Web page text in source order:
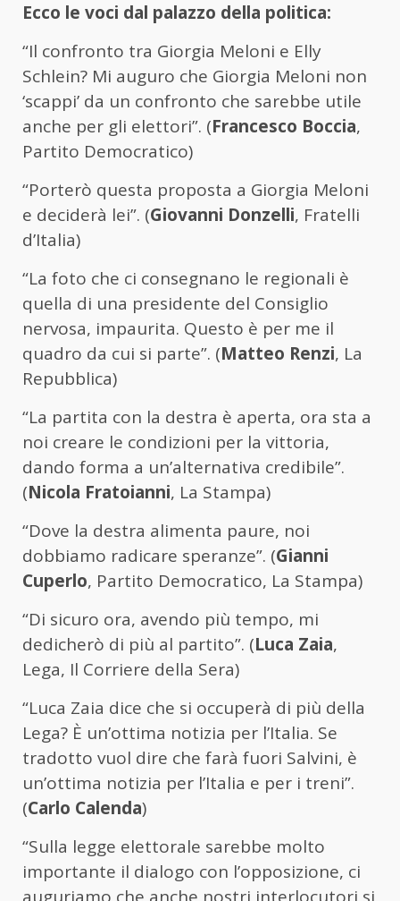
Ecco le voci dal palazzo della politica:
“Il confronto tra Giorgia Meloni e Elly
Schlein? Mi auguro che Giorgia Meloni non
‘scappi’ da un confronto che sarebbe utile
anche per gli elettori”. (Francesco Boccia,
Partito Democratico)
“Porterò questa proposta a Giorgia Meloni
e deciderà lei”. (Giovanni Donzelli, Fratelli
d’Italia)
“La foto che ci consegnano le regionali è
quella di una presidente del Consiglio
nervosa, impaurita. Questo è per me il
quadro da cui si parte”. (Matteo Renzi, La
Repubblica)
“La partita con la destra è aperta, ora sta a
noi creare le condizioni per la vittoria,
dando forma a un’alternativa credibile”.
(Nicola Fratoianni, La Stampa)
“Dove la destra alimenta paure, noi
dobbiamo radicare speranze”. (Gianni
Cuperlo, Partito Democratico, La Stampa)
“Di sicuro ora, avendo più tempo, mi
dedicherò di più al partito”. (Luca Zaia,
Lega, Il Corriere della Sera)
“Luca Zaia dice che si occuperà di più della
Lega? È un’ottima notizia per l’Italia. Se
tradotto vuol dire che farà fuori Salvini, è
un’ottima notizia per l’Italia e per i treni”.
(Carlo Calenda)
“Sulla legge elettorale sarebbe molto
importante il dialogo con l’opposizione, ci